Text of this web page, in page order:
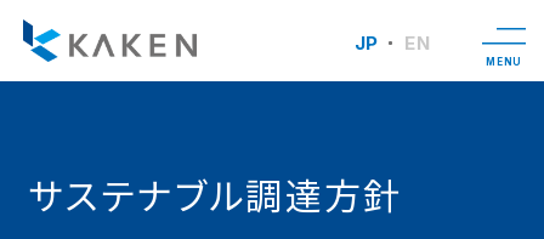
JP EN
MENU
サステナブル調達方針